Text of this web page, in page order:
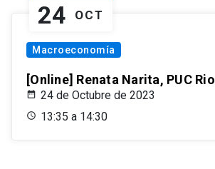
24 OCT
Macroeconomía
[Online] Renata Narita, PUC Rio
24 de Octubre de 2023
13:35 a 14:30